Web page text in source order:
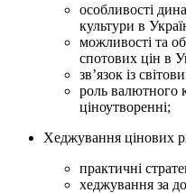
особливості
культури в
можливості та
спотових цін в
зв’язок із
роль валютного
ціноутворенні;
Хеджування цінових
практичні
хеджування за